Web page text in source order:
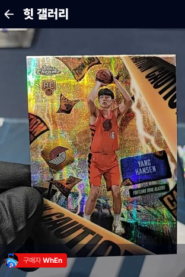
힛 갤러리
구매자 WhEn